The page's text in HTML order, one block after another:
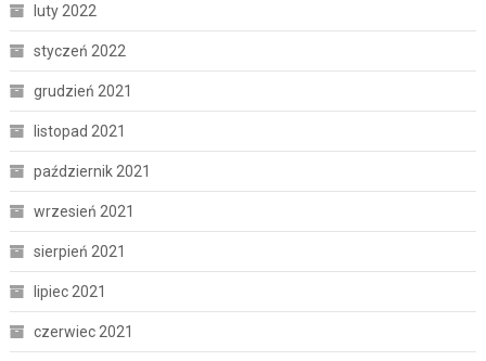
luty 2022
styczeń 2022
grudzień 2021
listopad 2021
październik 2021
wrzesień 2021
sierpień 2021
lipiec 2021
czerwiec 2021